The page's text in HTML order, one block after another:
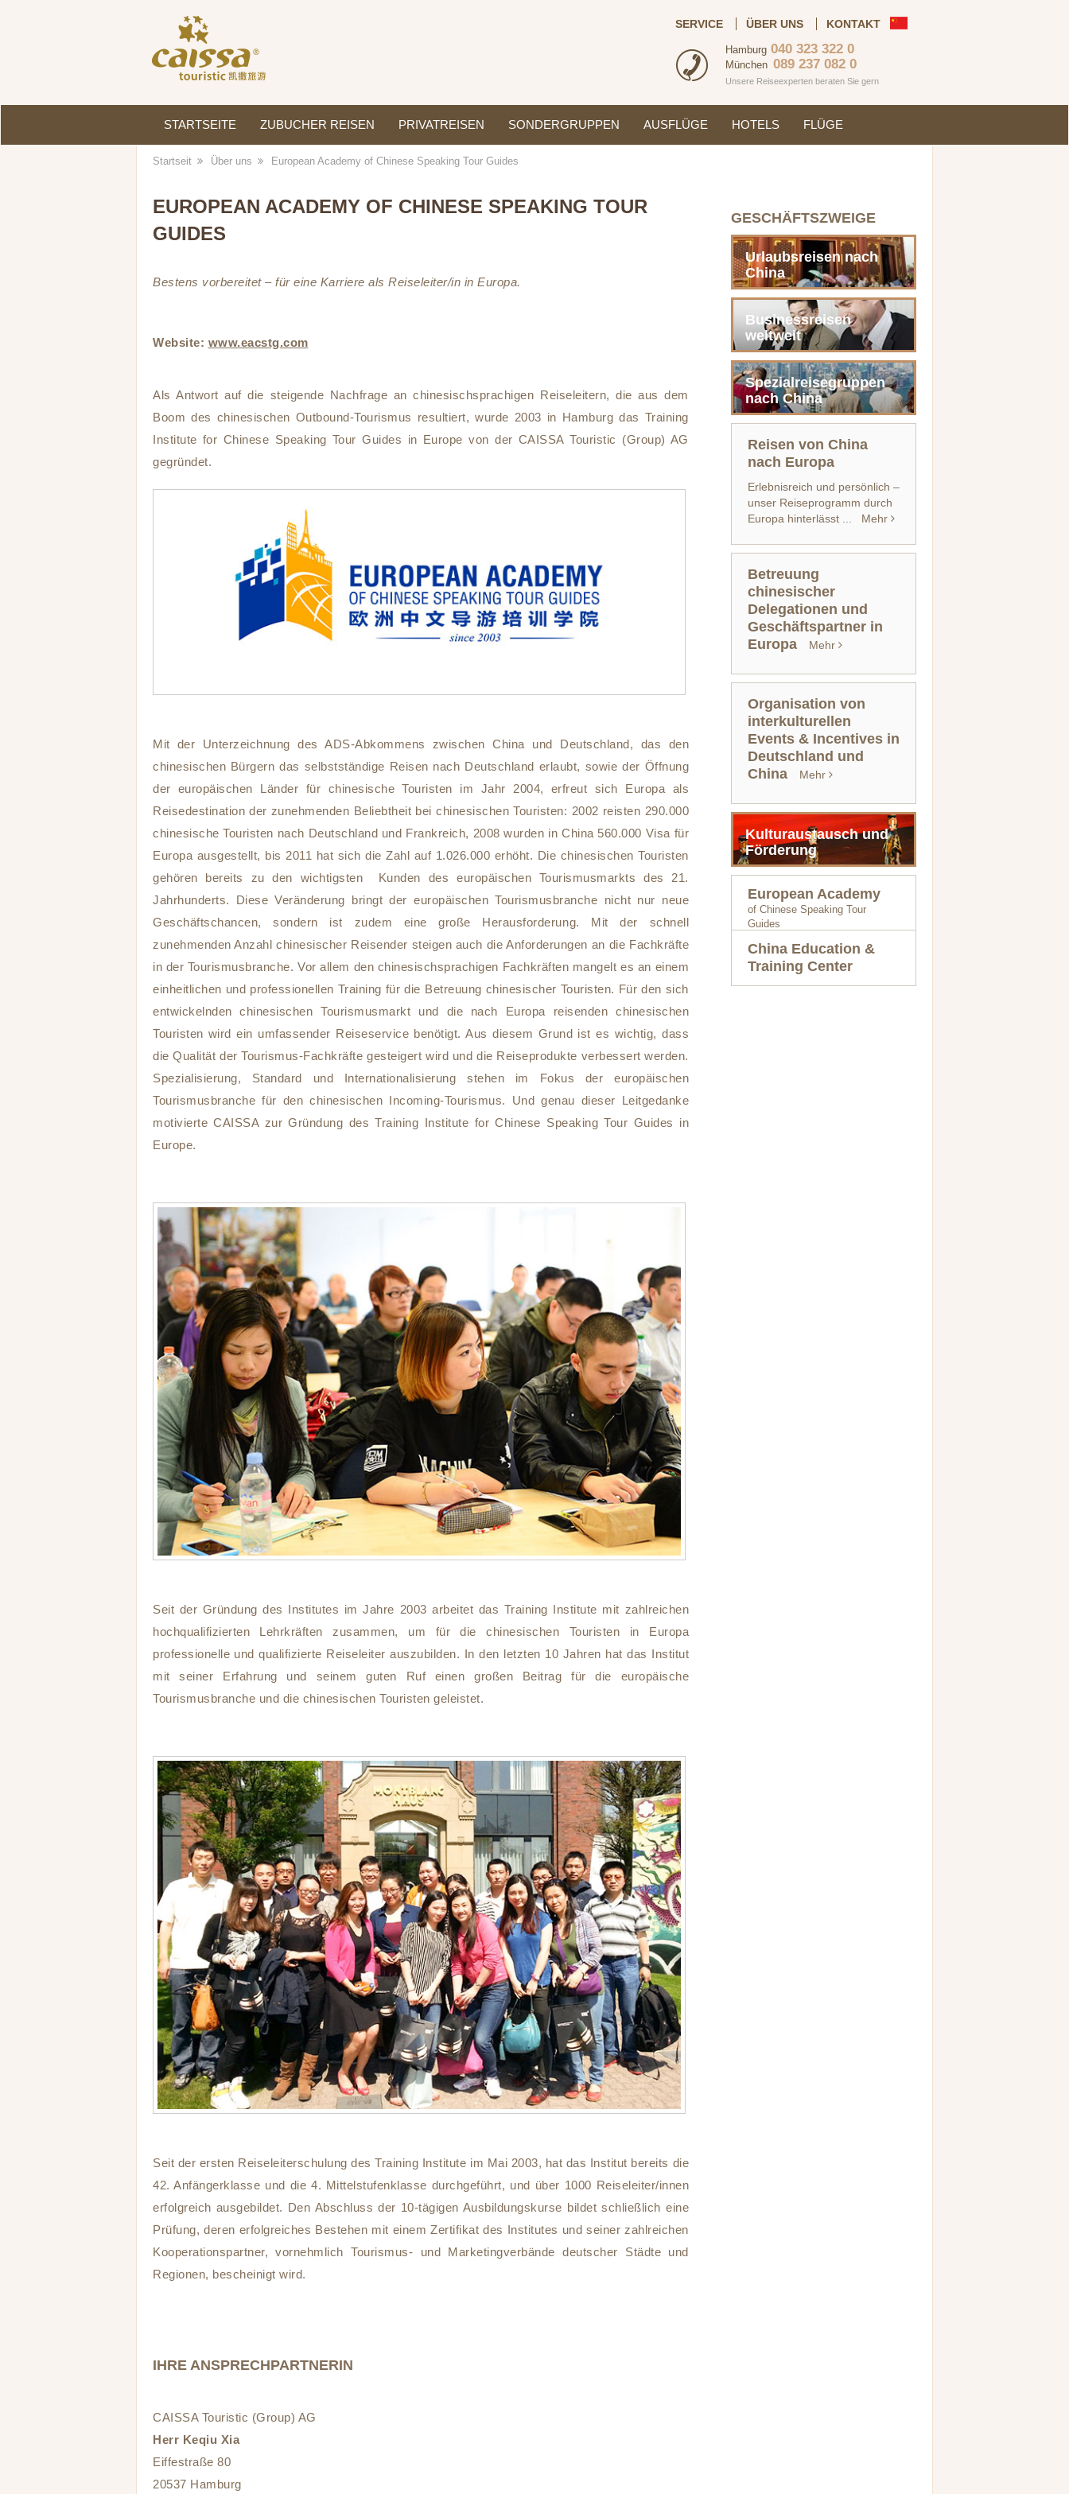
SERVICE ÜBER UNS KONTAKT
Hamburg 040 323 322 0
München 089 237 082 0
Unsere Reiseexperten beraten Sie gern
STARTSEITE ZUBUCHER REISEN PRIVATREISEN SONDERGRUPPEN AUSFLÜGE HOTELS FLÜGE
Startseit Über uns European Academy of Chinese Speaking Tour Guides
EUROPEAN ACADEMY OF CHINESE SPEAKING TOUR
GUIDES
Bestens vorbereitet – für eine Karriere als Reiseleiter/in in Europa.
Website: www.eacstg.com
Als Antwort auf die steigende Nachfrage an chinesischsprachigen Reiseleitern, die aus dem
Boom des chinesischen Outbound-Tourismus resultiert, wurde 2003 in Hamburg das Training
Institute for Chinese Speaking Tour Guides in Europe von der CAISSA Touristic (Group) AG
gegründet.
Mit der Unterzeichnung des ADS-Abkommens zwischen China und Deutschland, das den
chinesischen Bürgern das selbstständige Reisen nach Deutschland erlaubt, sowie der Öffnung
der europäischen Länder für chinesische Touristen im Jahr 2004, erfreut sich Europa als
Reisedestination der zunehmenden Beliebtheit bei chinesischen Touristen: 2002 reisten 290.000
chinesische Touristen nach Deutschland und Frankreich, 2008 wurden in China 560.000 Visa für
Europa ausgestellt, bis 2011 hat sich die Zahl auf 1.026.000 erhöht. Die chinesischen Touristen
gehören bereits zu den wichtigsten Kunden des europäischen Tourismusmarkts des 21.
Jahrhunderts. Diese Veränderung bringt der europäischen Tourismusbranche nicht nur neue
Geschäftschancen, sondern ist zudem eine große Herausforderung. Mit der schnell
zunehmenden Anzahl chinesischer Reisender steigen auch die Anforderungen an die Fachkräfte
in der Tourismusbranche. Vor allem den chinesischsprachigen Fachkräften mangelt es an einem
einheitlichen und professionellen Training für die Betreuung chinesischer Touristen. Für den sich
entwickelnden chinesischen Tourismusmarkt und die nach Europa reisenden chinesischen
Touristen wird ein umfassender Reiseservice benötigt. Aus diesem Grund ist es wichtig, dass
die Qualität der Tourismus-Fachkräfte gesteigert wird und die Reiseprodukte verbessert werden.
Spezialisierung, Standard und Internationalisierung stehen im Fokus der europäischen
Tourismusbranche für den chinesischen Incoming-Tourismus. Und genau dieser Leitgedanke
motivierte CAISSA zur Gründung des Training Institute for Chinese Speaking Tour Guides in
Europe.
Seit der Gründung des Institutes im Jahre 2003 arbeitet das Training Institute mit zahlreichen
hochqualifizierten Lehrkräften zusammen, um für die chinesischen Touristen in Europa
professionelle und qualifizierte Reiseleiter auszubilden. In den letzten 10 Jahren hat das Institut
mit seiner Erfahrung und seinem guten Ruf einen großen Beitrag für die europäische
Tourismusbranche und die chinesischen Touristen geleistet.
Seit der ersten Reiseleiterschulung des Training Institute im Mai 2003, hat das Institut bereits die
42. Anfängerklasse und die 4. Mittelstufenklasse durchgeführt, und über 1000 Reiseleiter/innen
erfolgreich ausgebildet. Den Abschluss der 10-tägigen Ausbildungskurse bildet schließlich eine
Prüfung, deren erfolgreiches Bestehen mit einem Zertifikat des Institutes und seiner zahlreichen
Kooperationspartner, vornehmlich Tourismus- und Marketingverbände deutscher Städte und
Regionen, bescheinigt wird.
IHRE ANSPRECHPARTNERIN
CAISSA Touristic (Group) AG
Herr Keqiu Xia
Eiffestraße 80
20537 Hamburg
GESCHÄFTSZWEIGE
Urlaubsreisen nach
China
Businessreisen
weltweit
Spezialreisegruppen
nach China
Reisen von China
nach Europa
Erlebnisreich und persönlich –
unser Reiseprogramm durch
Europa hinterlässt ... Mehr
Betreuung
chinesischer
Delegationen und
Geschäftspartner in
Europa
Mehr
Organisation von
interkulturellen
Events & Incentives in
Deutschland und
China
Mehr
Kulturaustausch und
Förderung
European Academy
of Chinese Speaking Tour
Guides
China Education &
Training Center